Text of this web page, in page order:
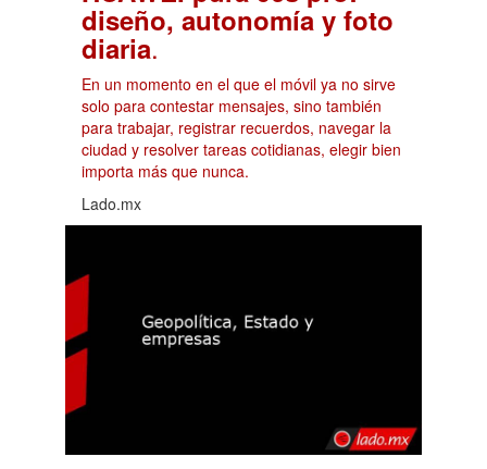
diseño, autonomía y foto
diaria.
En un momento en el que el móvil ya no sirve
solo para contestar mensajes, sino también
para trabajar, registrar recuerdos, navegar la
ciudad y resolver tareas cotidianas, elegir bien
importa más que nunca.
Lado.mx